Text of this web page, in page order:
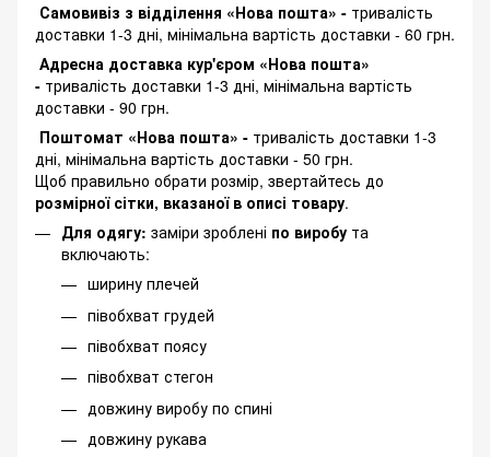
Самовивіз з відділення «Нова пошта» - тривалість
доставки 1-3 дні, мінімальна вартість доставки - 60 грн.
Адресна доставка кур'єром «Нова пошта»
- тривалість доставки 1-3 дні, мінімальна вартість
доставки - 90 грн.
Поштомат «Нова пошта» - тривалість доставки 1-3
дні, мінімальна вартість доставки - 50 грн.
Щоб правильно обрати розмір, звертайтесь до
розмірної сітки, вказаної в описі товару.
Для одягу: заміри зроблені по виробу та
включають:
ширину плечей
півобхват грудей
півобхват поясу
півобхват стегон
довжину виробу по спині
довжину рукава